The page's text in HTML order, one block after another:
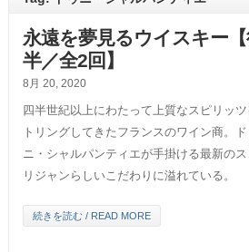
永遠を夢見るウイスキー
半／全2回】
8月 20, 2020
四半世紀以上にわたって上質なスピリッツ
トリングしてきたフランスのワイン商。ド
ニ・シャルパンティエが手掛ける最新の
リジャンらしいこだわりに溢れている。
続きを読む / READ MORE